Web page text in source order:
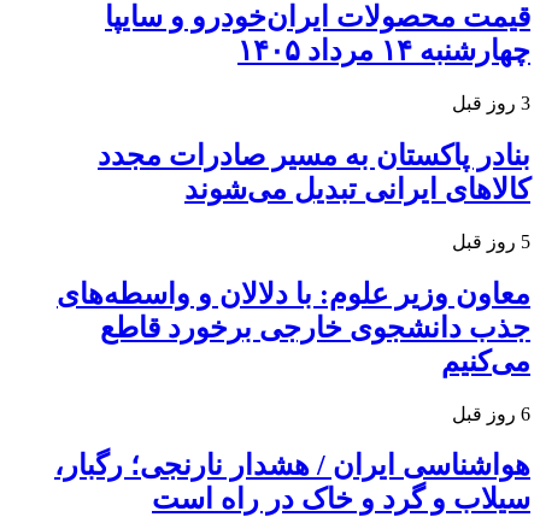
قیمت محصولات ایران‌خودرو و سایپا
چهارشنبه ۱۴ مرداد ۱۴۰۵
3 روز قبل
بنادر پاکستان به مسیر صادرات مجدد
کالاهای ایرانی تبدیل می‌شوند
5 روز قبل
معاون وزیر علوم: با دلالان و واسطه‌های
جذب دانشجوی خارجی برخورد قاطع
می‌کنیم
6 روز قبل
هواشناسی ایران / هشدار نارنجی؛ رگبار،
سیلاب و گرد و خاک در راه است